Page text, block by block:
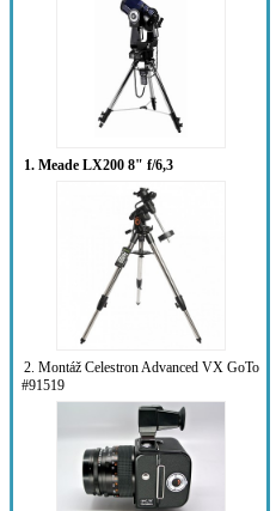
1. Meade LX200 8" f/6,3
2. Montáž Celestron Advanced VX GoTo
#91519